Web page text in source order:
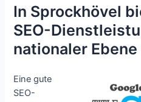
In Sprockhövel
SEO-
nationaler Ebene
Eine gute
SEO-